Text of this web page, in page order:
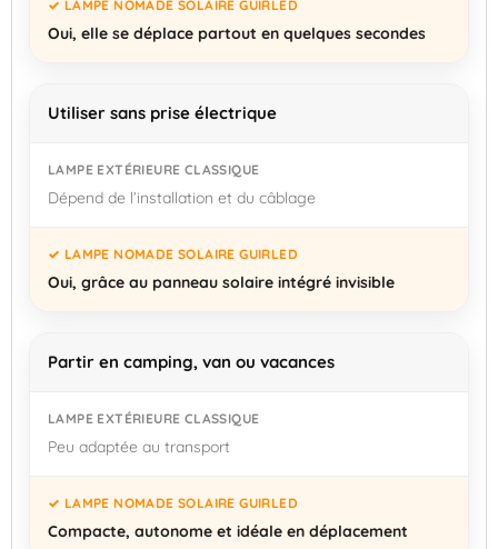
Oui, elle se déplace partout en quelques secondes
Utiliser sans prise électrique
Dépend de l’installation et du câblage
Oui, grâce au panneau solaire intégré invisible
Partir en camping, van ou vacances
Peu adaptée au transport
Compacte, autonome et idéale en déplacement